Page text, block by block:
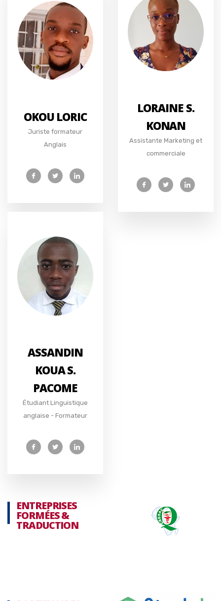
OKOU LORIC
Juriste formateur
Anglais
LORAINE S.
KONAN
Assistante Marketing et
commerciale
ASSANDIN
KOUA S.
PACOME
Étudiant Linguistique
anglaise - Formateur
ENTREPRISES
FORMÉES &
TRADUCTION